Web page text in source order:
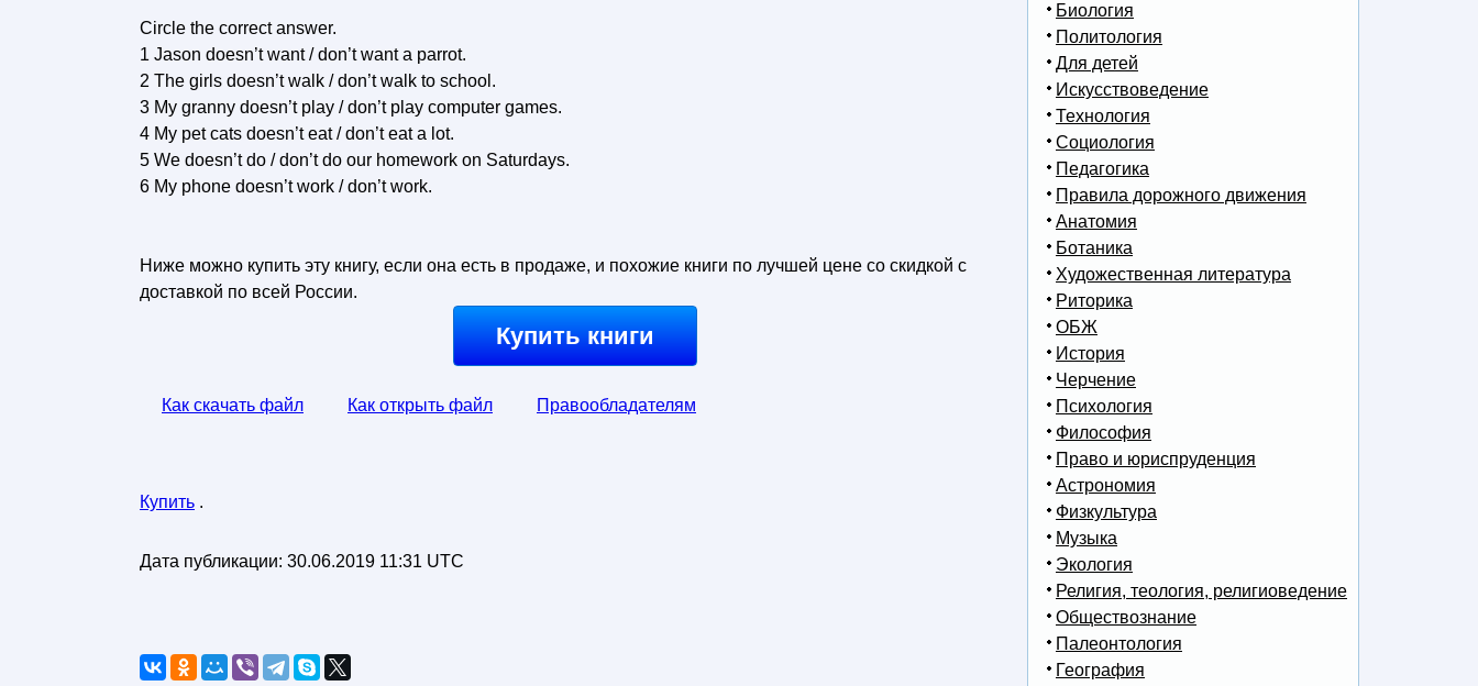
Circle the correct answer.
1 Jason doesn’t want / don’t want a parrot.
2 The girls doesn’t walk / don’t walk to school.
3 My granny doesn’t play / don’t play computer games.
4 My pet cats doesn’t eat / don’t eat a lot.
5 We doesn’t do / don’t do our homework on Saturdays.
6 My phone doesn’t work / don’t work.
Ниже можно купить эту книгу, если она есть в продаже, и похожие книги по лучшей цене со скидкой с
доставкой по всей России.
Купить книги
Как скачать файл Как открыть файл Правообладателям
Купить .
Дата публикации: 30.06.2019 11:31 UTC
Биология
Политология
Для детей
Искусствоведение
Технология
Социология
Педагогика
Правила дорожного движения
Анатомия
Ботаника
Художественная литература
Риторика
ОБЖ
История
Черчение
Психология
Философия
Право и юриспруденция
Астрономия
Физкультура
Музыка
Экология
Религия, теология, религиоведение
Обществознание
Палеонтология
География